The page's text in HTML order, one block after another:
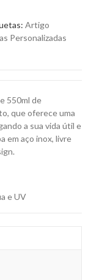
Artigo
Personalizadas
550ml de
que oferece uma
a sua vida útil e
em aço inox, livre
e UV